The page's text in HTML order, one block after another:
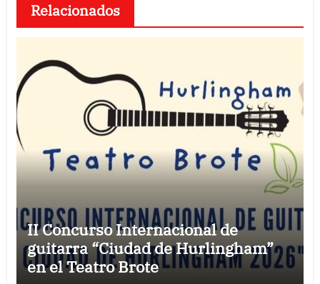
Relacionados
II Concurso Internacional de
guitarra “Ciudad de Hurlingham”
en el Teatro Brote